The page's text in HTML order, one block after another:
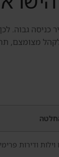
כניסה
לקהל
ודירות